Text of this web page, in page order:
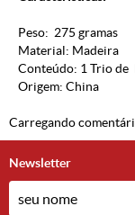
Peso: 275 gramas
Material: Madeira
Conteúdo: 1 Trio de
Origem: China
Carregando
Newsletter